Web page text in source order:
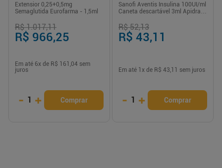
Extensior 0,25+0,5mg
Semaglutida Eurofarma - 1,5ml
R$ 1.017,11
R$ 966,25
Em até 6x de R$ 161,04 sem
juros
- 1 + Comprar
Sanofi Aventis Insulina 100UI/ml
Caneta descartável 3ml Apidra
R$ 52,13
R$ 43,11
Em até 1 x de R$ 43,11 sem juros
- 1 + Comprar